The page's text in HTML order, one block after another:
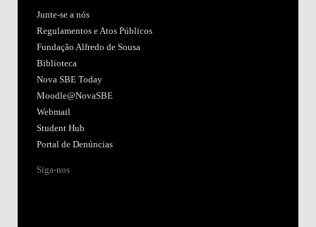
Junte-se a nós
Regulamentos e Atos Públicos
Fundação Alfredo de Sousa
Biblioteca
Nova SBE Today
Moodle@NovaSBE
Webmail
Student Hub
Portal de Denúncias
Siga-nos